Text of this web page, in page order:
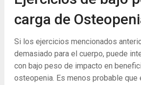
carga de
Si los ejercicios mencionados
demasiado para el cuerpo, puede
con bajo peso de impacto en
osteopenia. Es menos probable